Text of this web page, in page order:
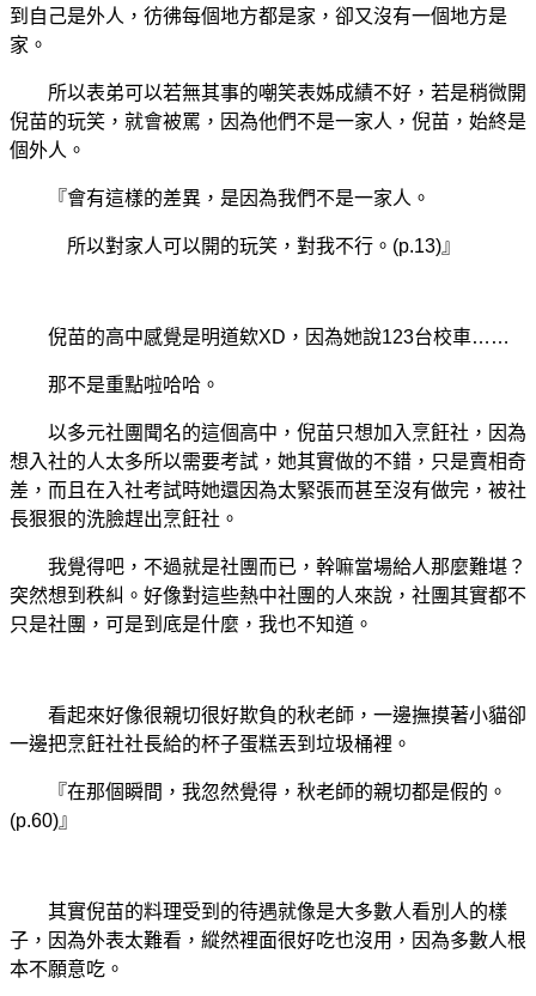
到自己是外人，彷彿每個地方都是家，卻又沒有一個地方是
家。
所以表弟可以若無其事的嘲笑表姊成績不好，若是稍微開
倪苗的玩笑，就會被罵，因為他們不是一家人，倪苗，始終是
個外人。
『會有這樣的差異，是因為我們不是一家人。
所以對家人可以開的玩笑，對我不行。(p.13)』
倪苗的高中感覺是明道欸XD，因為她說123台校車……
那不是重點啦哈哈。
以多元社團聞名的這個高中，倪苗只想加入烹飪社，因為
想入社的人太多所以需要考試，她其實做的不錯，只是賣相奇
差，而且在入社考試時她還因為太緊張而甚至沒有做完，被社
長狠狠的洗臉趕出烹飪社。
我覺得吧，不過就是社團而已，幹嘛當場給人那麼難堪？
突然想到秩糾。好像對這些熱中社團的人來說，社團其實都不
只是社團，可是到底是什麼，我也不知道。
看起來好像很親切很好欺負的秋老師，一邊撫摸著小貓卻
一邊把烹飪社社長給的杯子蛋糕丟到垃圾桶裡。
『在那個瞬間，我忽然覺得，秋老師的親切都是假的。
(p.60)』
其實倪苗的料理受到的待遇就像是大多數人看別人的樣
子，因為外表太難看，縱然裡面很好吃也沒用，因為多數人根
本不願意吃。